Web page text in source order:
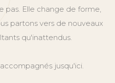
pas. Elle change de forme,
partons vers de nouveaux
qu'inattendus.
jusqu'ici.